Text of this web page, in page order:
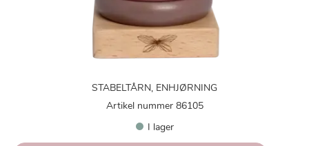
STABELTÅRN, ENHJØRNING
Artikel nummer 86105
I lager